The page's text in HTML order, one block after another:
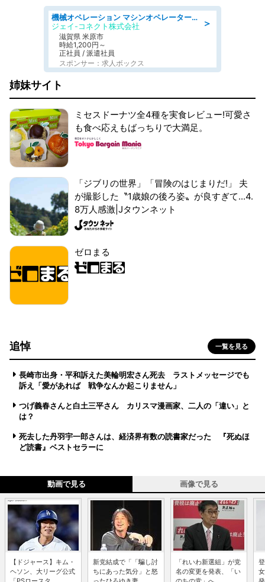
＞
機械オペレーション マシンオペレーター/皆勤手当有/未経験可
ジェイ-コネクト株式会社
滋賀県 米原市
時給1,200円～
正社員 / 派遣社員
スポンサー：求人ボックス
姉妹サイト
ミセスドーナツ全4種を実食レビュー!可愛さ
も食べ応えもばっちりで大満足。
「ジブリの世界」「冒険のはじまりだ!」 夫
が撮影した〝1歳娘の後ろ姿〟が良すぎて...4.
8万人感激|Jタウンネット
ゼロまる
追悼 一覧を見る
長崎市出身・平和訴えた美輪明宏さん死去 ラストメッセージでも
訴え「愛があれば 戦争なんか起こりません」
つげ義春さんと白土三平さん カリスマ漫画家、二人の「違い」と
は？
死去した丹羽宇一郎さんは、経済界有数の読書家だった 『死ぬほ
ど読書』ベストセラーに
動画で見る 画像で見る
【ドジャース】キム・
ヘソン、大リーグ公式
新党結成で「「騙し討
ちにあった気分」と怒
「れいわ新選組」が党
名の変更を発表、「い